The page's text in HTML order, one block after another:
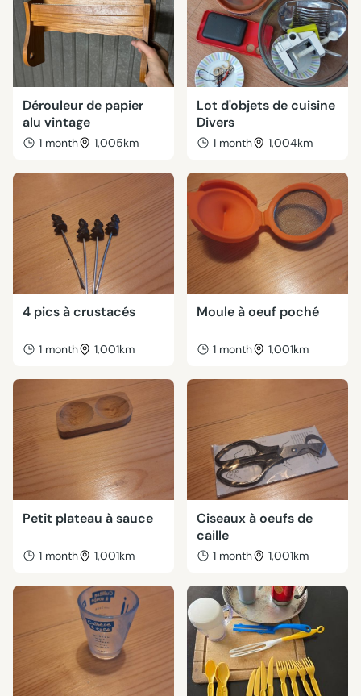
Dérouleur de papier
alu vintage
1 month 1,005km
Lot d'objets de cuisine
Divers
1 month 1,004km
4 pics à crustacés
1 month 1,001km
Moule à oeuf poché
1 month 1,001km
Petit plateau à sauce
1 month 1,001km
Ciseaux à oeufs de
caille
1 month 1,001km